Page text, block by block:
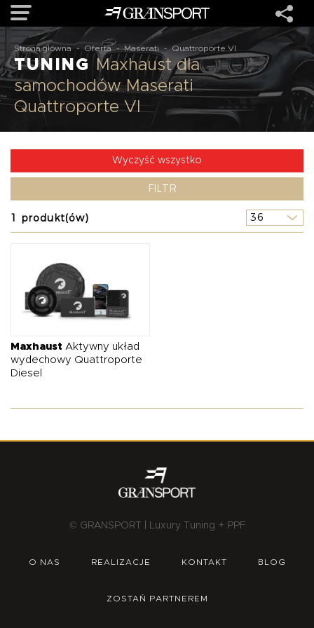
OFERTA
MARKI
O NAS
OFERTA
Strona główna - Oferta - Maserati - Quattroporte VI
TUNING
Maxhaust dla
samochodów Maserati
Quattroporte VI
Wyczyść wszystko
FILTR
1 produkt(ów)
Maxhaust Aktywny układ
wydechowy Quattroporte
Diesel
© GRANSPORT | Luxury Tuning + PPF
O NAS REALIZACJE KONTAKT BLOG
ZOSTAŃ PARTNEREM